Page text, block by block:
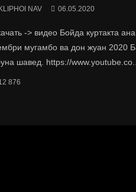
NAV 06.05.2020
-> видео Бойда куртакта
мугамбо ва дон жуан 2020
шавед. https://www.youtube.co...
876